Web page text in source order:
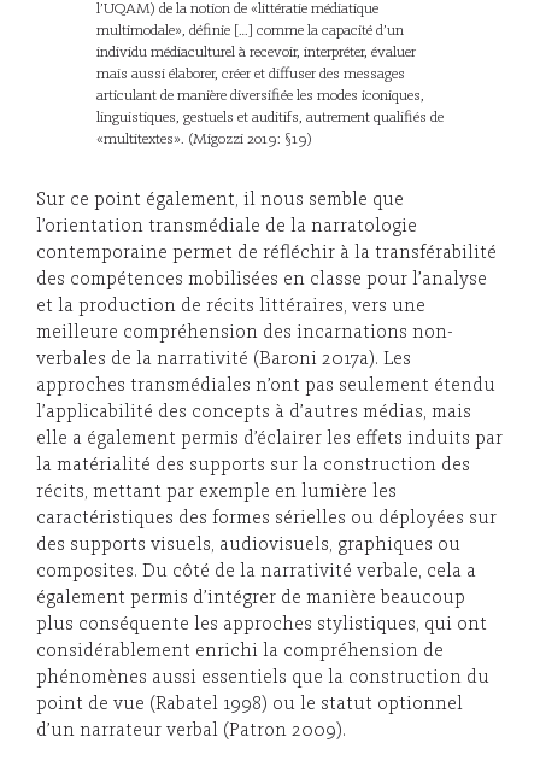
l’UQAM) de la notion de «littératie médiatique
multimodale», définie […] comme la capacité d’un
individu médiaculturel à recevoir, interpréter, évaluer
mais aussi élaborer, créer et diffuser des messages
articulant de manière diversifiée les modes iconiques,
linguistiques, gestuels et auditifs, autrement qualifiés de
«multitextes». (Migozzi 2019: §19)
Sur ce point également, il nous semble que
l’orientation transmédiale de la narratologie
contemporaine permet de réfléchir à la transférabilité
des compétences mobilisées en classe pour l’analyse
et la production de récits littéraires, vers une
meilleure compréhension des incarnations non-
verbales de la narrativité (Baroni 2017a). Les
approches transmédiales n’ont pas seulement étendu
l’applicabilité des concepts à d’autres médias, mais
elle a également permis d’éclairer les effets induits par
la matérialité des supports sur la construction des
récits, mettant par exemple en lumière les
caractéristiques des formes sérielles ou déployées sur
des supports visuels, audiovisuels, graphiques ou
composites. Du côté de la narrativité verbale, cela a
également permis d’intégrer de manière beaucoup
plus conséquente les approches stylistiques, qui ont
considérablement enrichi la compréhension de
phénomènes aussi essentiels que la construction du
point de vue (Rabatel 1998) ou le statut optionnel
d’un narrateur verbal (Patron 2009).